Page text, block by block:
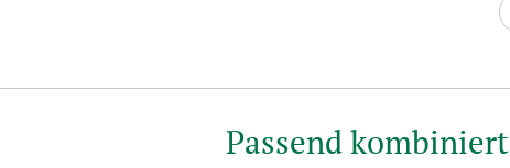
Passend kombiniert